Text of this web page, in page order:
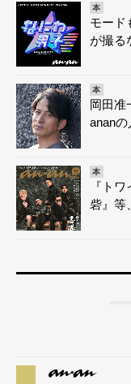
本
モード
が撮る
本
岡田准
anan
本
『ト
砦』等